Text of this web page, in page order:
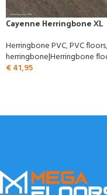
Cayenne Herringbone XL
Herringbone PVC,PVC floors,
herringbone|Herringbone
€41,95